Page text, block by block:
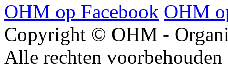
OHM op Facebook OHM
Copyright © OHM -
Alle rechten